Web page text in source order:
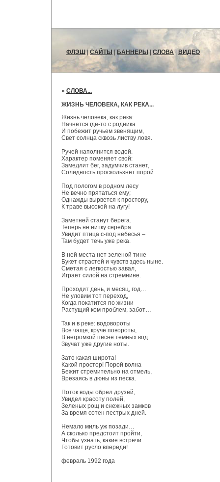
ФЛЭШ| САЙТЫ | БАННЕРЫ СЛОВА| ВИДЕО
» СЛОВА...
ЖИЗНЬ ЧЕЛОВЕКА, КАК РЕКА...
Жизнь человека, как река:
Начнется где-то с родника
И побежит ручьем звенящим,
Свет солнца сквозь листву ловя.
Ручей наполнится водой.
Характер поменяет свой:
Замедлит бег, задумчив станет,
Солидность проскользнет порой.
Под пологом в родном лесу
Не вечно прятаться ему;
Однажды вырвется к простору,
К траве высокой на лугу!
Заметней станут берега.
Теперь не нитку серебра
Увидит птица с-под небесья –
Там будет течь уже река.
В ней места нет зеленой тине –
Букет страстей и чувств здесь ныне.
Сметая с легкостью завал,
Играет силой на стремнине.
Проходит день, и месяц, год…
Не уловим тот переход,
Когда покатится по жизни
Растущий ком проблем, забот…
Так и в реке: водовороты
Все чаще, круче повороты,
В негромкой песне темных вод
Звучат уже другие ноты.
Зато какая широта!
Какой простор! Порой волна
Бежит стремительно на отмель,
Врезаясь в дюны из песка.
Поток воды обрел друзей,
Увидел красоту полей,
Зеленых рощ и снежных замков
За время сотен пестрых дней.
Немало миль уж позади…
А сколько предстоит пройти,
Чтобы узнать, какие встречи
Готовит русло впереди!
февраль 1992 года